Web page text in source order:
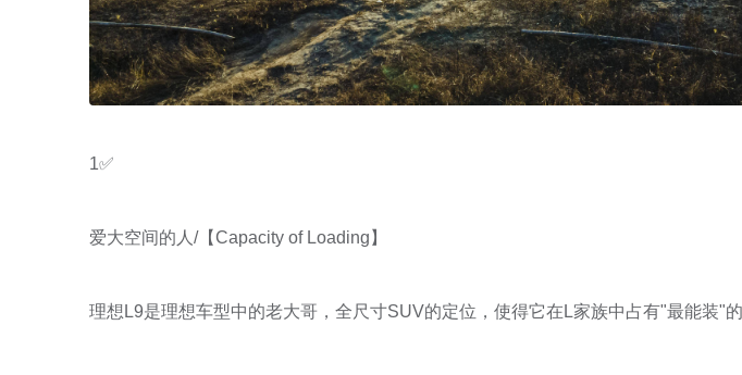
1✅
爱大空间的人/【Capacity of Loading】
理想L9是理想车型中的老大哥，全尺寸SUV的定位，使得它在L家族中占有"最能装"的